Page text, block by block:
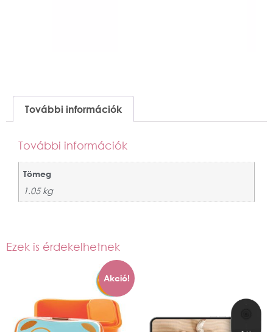
További információk
További információk
Tömeg
1.05 kg
Ezek is érdekelhetnek
Akció!